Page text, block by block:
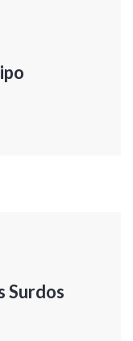
Surdos